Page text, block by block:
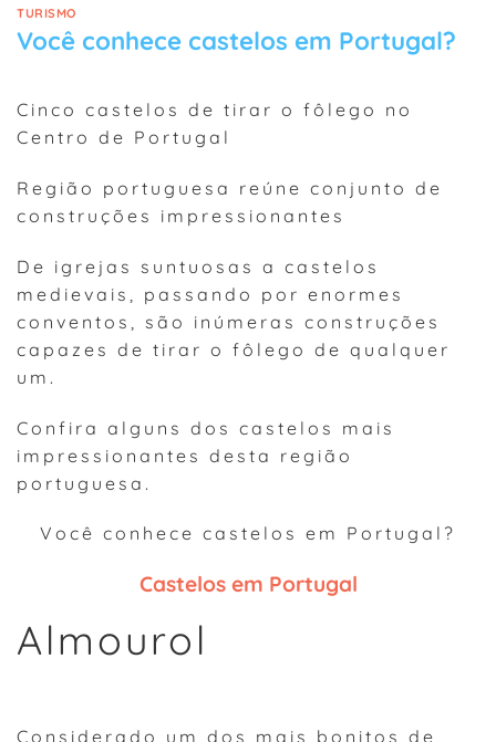
TURISMO
Você conhece castelos em Portugal?
Cinco castelos de tirar o fôlego no
Centro de Portugal
Região portuguesa reúne conjunto de
construções impressionantes
De igrejas suntuosas a castelos
medievais, passando por enormes
conventos, são inúmeras construções
capazes de tirar o fôlego de qualquer
um.
Confira alguns dos castelos mais
impressionantes desta região
portuguesa.
Você conhece castelos em Portugal?
Castelos em Portugal
Almourol
Considerado um dos mais bonitos de